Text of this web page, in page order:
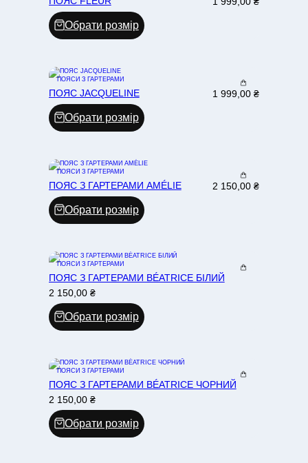
Обрати розмір
ПОЯСИ З ГАРТЕРАМИ
ПОЯС JACQUELINE 1 999,00₴
Обрати розмір
ПОЯСИ З ГАРТЕРАМИ
ПОЯС З ГАРТЕРАМИ AMÉLIE 2 150,00₴
Обрати розмір
ПОЯСИ З ГАРТЕРАМИ
ПОЯС З ГАРТЕРАМИ BÉATRICE БІЛИЙ
2 150,00 ₴
Обрати розмір
ПОЯСИ З ГАРТЕРАМИ
ПОЯС З ГАРТЕРАМИ BÉATRICE ЧОРНИЙ
2 150,00 ₴
Обрати розмір